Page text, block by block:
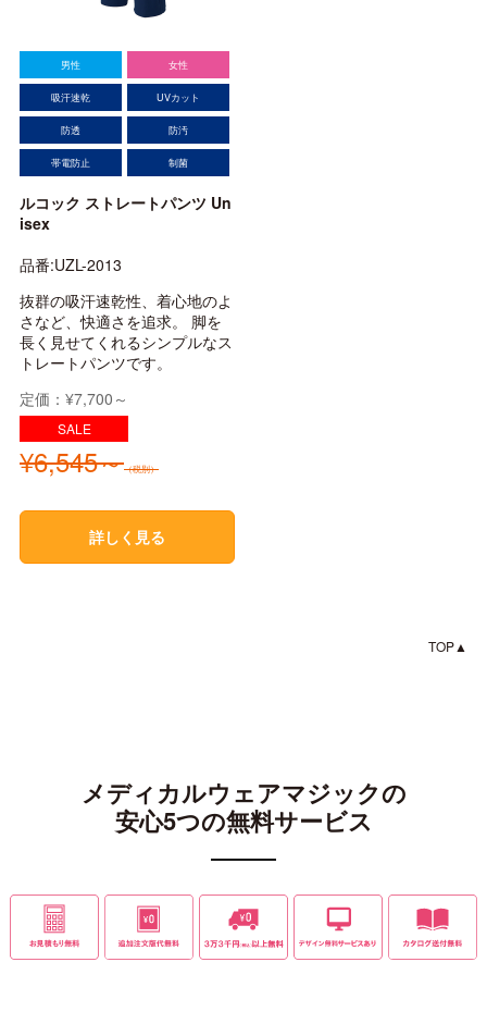
男性 女性
吸汗速乾 UVカット
防透 防汚
帯電防止 制菌
ルコック ストレートパンツ Un
isex
品番:UZL-2013
抜群の吸汗速乾性、着心地のよ
さなど、快適さを追求。 脚を
長く見せてくれるシンプルなス
トレートパンツです。
定価：¥7,700～
¥6,545～（税別）
詳しく見る
TOP▲
メディカルウェアマジックの
安心5つの無料サービス